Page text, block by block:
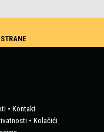
• Kontakt
• Kolačići